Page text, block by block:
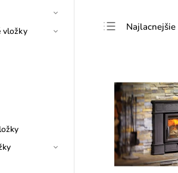
vložky
Najlacnejšie
Abecedne